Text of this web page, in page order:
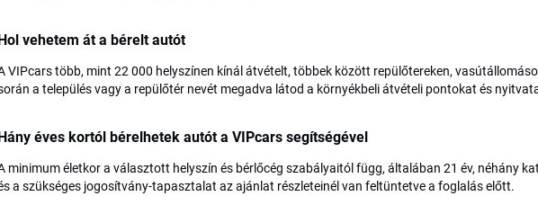
vehetem át a bérelt autót
VIPcars több, mint 22 000 helyszínen kínál átvételt, többek között repülőtereken,
a település vagy a repülőtér nevét megadva látod a környékbeli átvételi pontokat és
éves kortól bérelhetek autót a VIPcars segítségével
minimum életkor a választott helyszín és bérlőcég szabályaitól függ, általában 21 év, néhány
a szükséges jogosítvány-tapasztalat az ajánlat részleteinél van feltüntetve a foglalás előtt.